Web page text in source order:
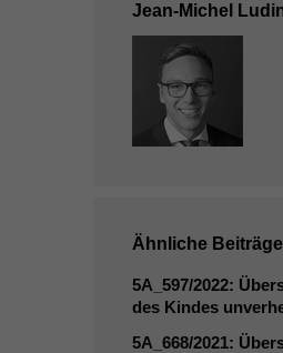
Jean-Michel
Ähnliche Beiträge
5A_597/2022:
des Kindes
5A_668/2021: